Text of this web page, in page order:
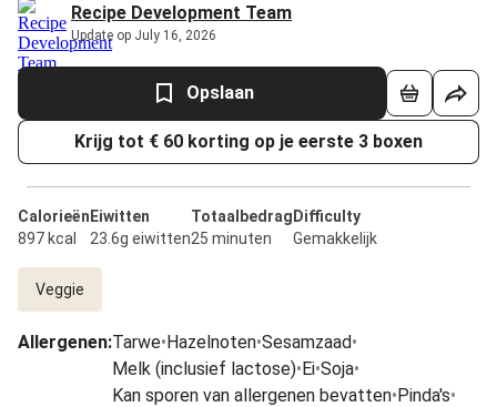
Recipe Development Team
Update op July 16, 2026
Opslaan
Krijg tot € 60 korting op je eerste 3 boxen
Calorieën
897 kcal
Eiwitten
23.6g eiwitten
Totaalbedrag
25 minuten
Difficulty
Gemakkelijk
Veggie
Allergenen:Tarwe•Hazelnoten•Sesamzaad•
Melk (inclusief lactose)•Ei•Soja•
Kan sporen van allergenen bevatten•Pinda's•